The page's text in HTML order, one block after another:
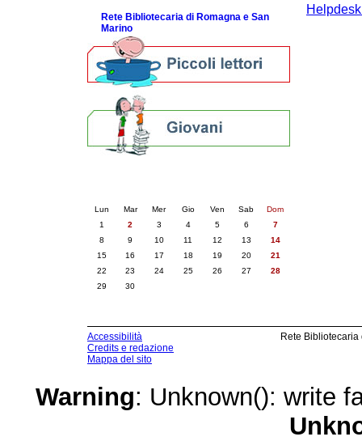
Rete Bibliotecaria di Romagna e San
Marino
Lun Mar Mer Gio Ven Sab
Dom
1
2 3 4 5 6
7
8
9 10 11 12 13
14
15
16 17 18 19 20
21
22
23 24 25 26 27
28
29
30
Accessibilità
Credits e redazione
Mappa del sito
Rete
Warning: Unknown(): write